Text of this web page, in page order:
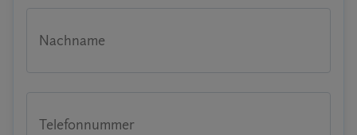
Nachname
Telefonnummer